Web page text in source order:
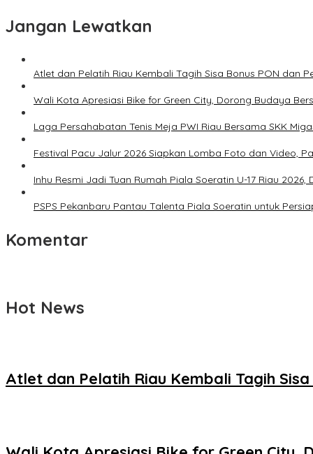
Jangan Lewatkan
Atlet dan Pelatih Riau Kembali Tagih Sisa Bonus PON dan
Wali Kota Apresiasi Bike for Green City, Dorong Budaya
Laga Persahabatan Tenis Meja PWI Riau Bersama SKK
Festival Pacu Jalur 2026 Siapkan Lomba Foto dan Video,
Inhu Resmi Jadi Tuan Rumah Piala Soeratin U-17 Riau 2026,
PSPS Pekanbaru Pantau Talenta Piala Soeratin untuk
Komentar
Hot News
Atlet dan Pelatih Riau Kembali Tagih